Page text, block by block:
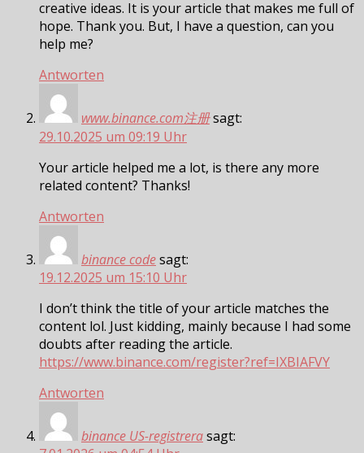
creative ideas. It is your article that makes me full of
hope. Thank you. But, I have a question, can you
help me?
Antworten
www.binance.com注册sagt:
29.10.2025 um 09:19 Uhr
Your article helped me a lot, is there any more
related content? Thanks!
Antworten
binance codesagt:
19.12.2025 um 15:10 Uhr
I don’t think the title of your article matches the
content lol. Just kidding, mainly because I had some
doubts after reading the article.
https://www.binance.com/register?ref=IXBIAFVY
Antworten
binance US-registrerasagt: